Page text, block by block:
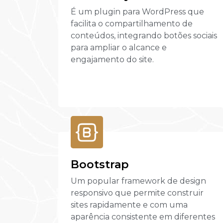
É um plugin para WordPress que
facilita o compartilhamento de
conteúdos, integrando botões sociais
para ampliar o alcance e
engajamento do site.
Bootstrap
Um popular framework de design
responsivo que permite construir
sites rapidamente e com uma
aparência consistente em diferentes